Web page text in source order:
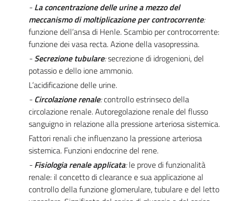
- La concentrazione delle urine a mezzo del
meccanismo di moltiplicazione per controcorrente:
funzione dell’ansa di Henle. Scambio per controcorrente:
funzione dei vasa recta. Azione della vasopressina.
- Secrezione tubulare:secrezione di idrogenioni, del
potassio e dello ione ammonio.
L’acidificazione delle urine.
- Circolazione renale:controllo estrinseco della
circolazione renale. Autoregolazione renale del flusso
sanguigno in relazione alla pressione arteriosa sistemica.
Fattori renali che influenzano la pressione arteriosa
sistemica. Funzioni endocrine del rene.
- Fisiologia renale applicata:le prove di funzionalità
renale: il concetto di clearance e sua applicazione al
controllo della funzione glomerulare, tubulare e del letto